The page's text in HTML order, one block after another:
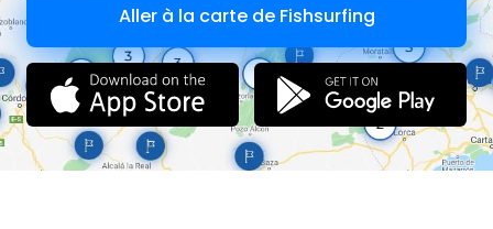
Aller à la carte de Fishsurfing